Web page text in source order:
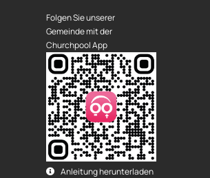
Folgen Sie unserer
Gemeinde mit der
Churchpool App
Anleitung herunterladen